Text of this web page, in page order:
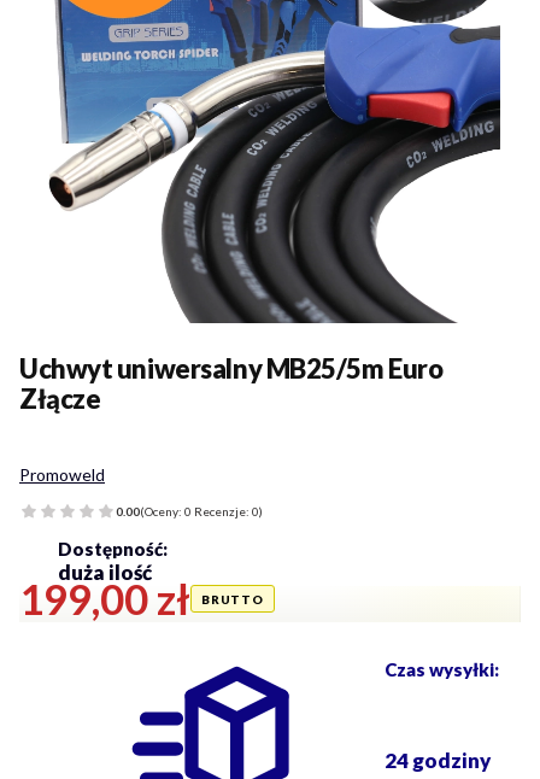
Promoweld
Uchwyt uniwersalny MB25/5m Euro
Złącze
0.00(Oceny: 0 Recenzje: 0)
Cena
199,00 zł
Czas wysyłki:
24 godziny
Dostępność:
duża ilość